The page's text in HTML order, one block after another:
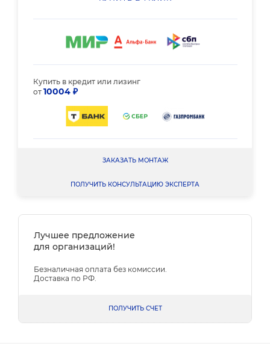
Купить в кредит или лизинг
от 10004 ₽
ЗАКАЗАТЬ МОНТАЖ
ПОЛУЧИТЬ КОНСУЛЬТАЦИЮ ЭКСПЕРТА
Лучшее предложение
для организаций!
Безналичная оплата без комиссии.
Доставка по РФ.
ПОЛУЧИТЬ СЧЕТ